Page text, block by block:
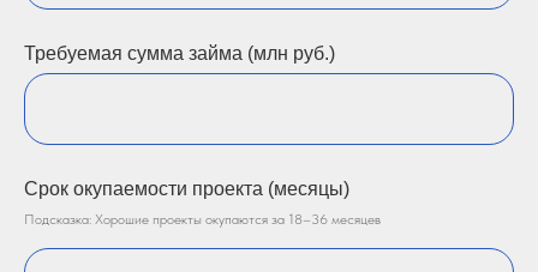
Требуемая сумма займа (млн руб.)
Срок окупаемости проекта (месяцы)
Подсказка: Хорошие проекты окупаются за 18–36 месяцев